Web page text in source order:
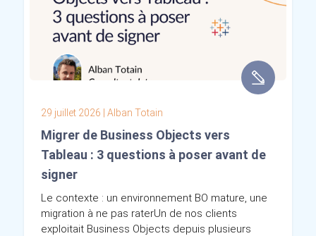
29 juillet 2026 | Alban Totain
Migrer de Business Objects vers
Tableau : 3 questions à poser avant de
signer
Le contexte : un environnement BO mature, une
migration à ne pas raterUn de nos clients
exploitait Business Objects depuis plusieurs